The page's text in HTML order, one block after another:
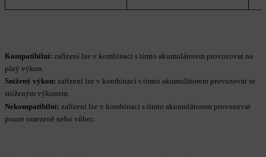
Kompatibilní: zařízení lze v kombinaci s tímto akumulátorem provozovat na
plný výkon.
Snížený výkon: zařízení lze v kombinaci s tímto akumulátorem provozovat se
sníženým výkonem.
Nekompatibilní: zařízení lze v kombinaci s tímto akumulátorem provozovat
pouze omezeně nebo vůbec.